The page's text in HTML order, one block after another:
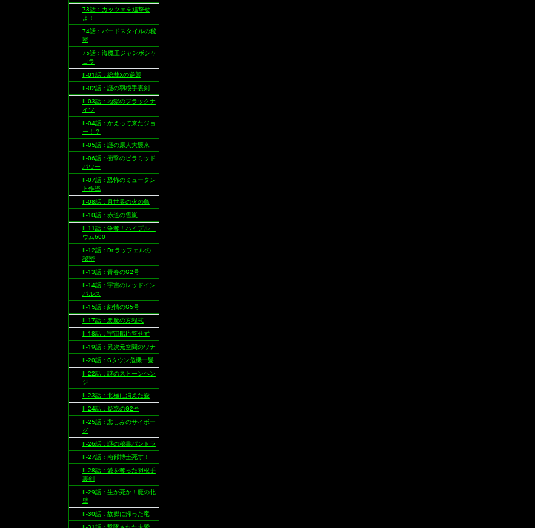
73話：カッツェを追撃せ
よ！
74話：バードスタイルの秘
密
75話：海魔王ジャンボシャ
コラ
II-01話：総裁Xの逆襲
II-02話：謎の羽根手裏剣
II-03話：地獄のブラックナ
イツ
II-04話：かえって来たジョ
ー！？
II-05話：謎の原人大襲来
II-06話：衝撃のピラミッド
パワー
II-07話：恐怖のミュータン
ト作戦
II-08話：月世界の火の鳥
II-10話：赤道の雪嵐
II-11話：争奪！ハイプルニ
ウム600
II-12話：Dr.ラッフェルの
秘密
II-13話：青春のG2号
II-14話：宇宙のレッドイン
パルス
II-15話：純情のG5号
II-17話：悪魔の方程式
II-18話：宇宙船応答せず
II-19話：異次元空間のワナ
II-20話：Gタウン危機一髪
II-22話：謎のストーンヘン
ジ
II-23話：北極に消えた愛
II-24話：疑惑のG2号
II-25話：悲しみのサイボー
グ
II-26話：謎の秘書パンドラ
II-27話：南部博士死す！
II-28話：愛を奪った羽根手
裏剣
II-29話：生か死か！魔の北
壁
II-30話：故郷に帰った竜